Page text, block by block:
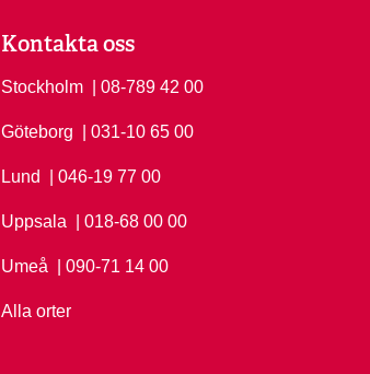
Kontakta oss
Stockholm Ring Stockholm på
| 08-789 42 00
Göteborg Ring Göteborg på
| 031-10 65 00
Lund Ring Lund på
| 046-19 77 00
Uppsala Ring Uppsala på
| 018-68 00 00
Umeå Ring Umeå på
| 090-71 14 00
Alla orter